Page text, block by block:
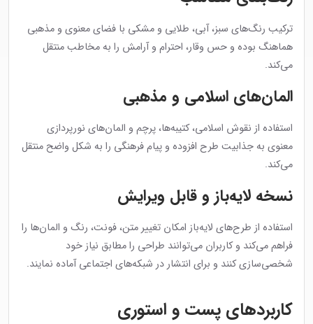
ترکیب رنگ‌های سبز، آبی، طلایی و مشکی با فضای معنوی و مذهبی
هماهنگ بوده و حس وقار، احترام و آرامش را به مخاطب منتقل
می‌کند.
المان‌های اسلامی و مذهبی
استفاده از نقوش اسلامی، کتیبه‌ها، پرچم و المان‌های نورپردازی
معنوی به جذابیت طرح افزوده و پیام فرهنگی را به شکل واضح منتقل
می‌کند.
نسخه لایه‌باز و قابل ویرایش
استفاده از طرح‌های لایه‌باز امکان تغییر متن، فونت، رنگ و المان‌ها را
فراهم می‌کند و کاربران می‌توانند طراحی را مطابق نیاز خود
شخصی‌سازی کنند و برای انتشار در شبکه‌های اجتماعی آماده نمایند.
کاربردهای پست و استوری